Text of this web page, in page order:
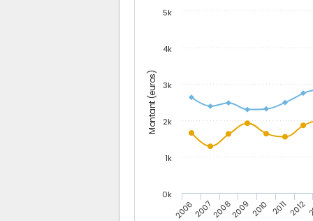
Montant (euros)
20062007200820092010 2011 2012
0k
1k
2k
3k
4k
5k